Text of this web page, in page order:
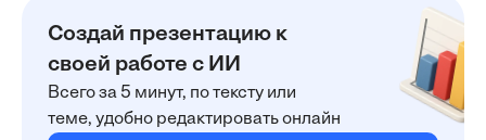
Создай презентацию к
своей работе с ИИ
Всего за 5 минут, по тексту или
теме, удобно редактировать онлайн